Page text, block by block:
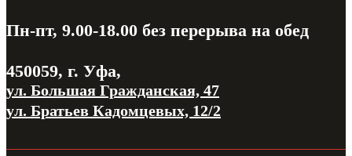
Пн-пт, 9.00-18.00 без перерыва на обед
450059, г. Уфа,
ул. Большая Гражданская, 47
ул. Братьев Кадомцевых, 12/2